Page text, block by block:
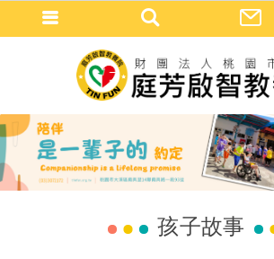
孩子故事